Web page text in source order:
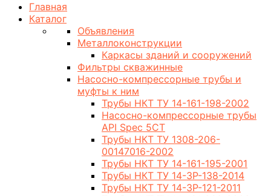
Главная
Каталог
Объявления
Металлоконструкции
Каркасы зданий и сооружений
Фильтры скважинные
Насосно-компрессорные трубы и
муфты к ним
Трубы НКТ ТУ 14-161-198-2002
Насосно-компрессорные трубы
API Spec 5CT
Трубы НКТ ТУ 1308-206-
00147016-2002
Трубы НКТ ТУ 14-161-195-2001
Трубы НКТ ТУ 14-3Р-138-2014
Трубы НКТ ТУ 14-3Р-121-2011